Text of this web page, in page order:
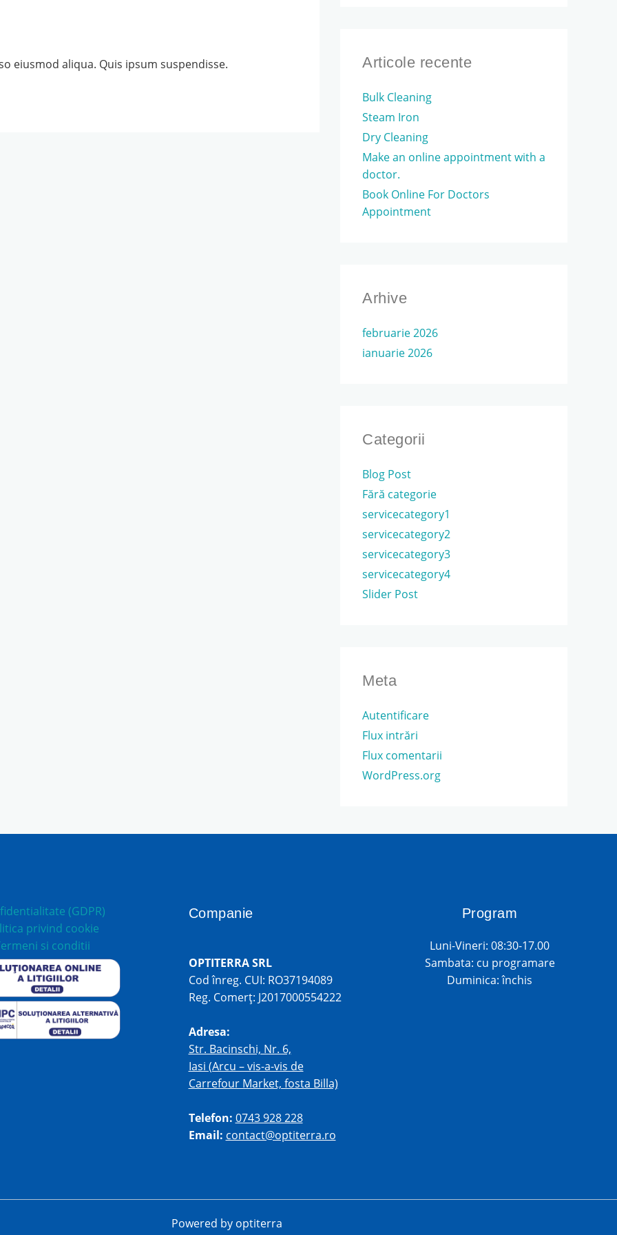
eiusmod aliqua. Quis ipsum suspendisse.
c
f
o
:
Articole recente
Bulk Cleaning
Steam Iron
Dry Cleaning
Make an online appointment with a
doctor.
Book Online For Doctors
Appointment
Arhive
februarie 2026
ianuarie 2026
Categorii
Blog Post
Fără categorie
servicecategory1
servicecategory2
servicecategory3
servicecategory4
Slider Post
Meta
Autentificare
Flux intrări
Flux comentarii
WordPress.org
(GDPR)
privind cookie
si conditii
Companie
OPTITERRA SRL
Cod înreg. CUI: RO37194089
Reg. Comerț: J2017000554222
Adresa:
Str. Bacinschi, Nr. 6,
Iasi (Arcu – vis-a-vis de
Carrefour Market, fosta Billa)
Telefon: 0743 928 228
Email: contact@optiterra.ro
Program
Luni-Vineri: 08:30-17.00
Sambata: cu programare
Duminica: închis
Powered by optiterra